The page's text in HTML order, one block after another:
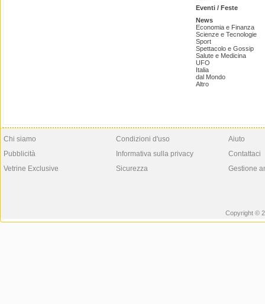
Eventi / Feste
News
Economia e Finanza
Scienze e Tecnologie
Sport
Spettacolo e Gossip
Salute e Medicina
UFO
Italia
dal Mondo
Altro
Chi siamo
Pubblicità
Vetrine Exclusive
Condizioni d'uso
Informativa sulla privacy
Sicurezza
Aiuto
Contattaci
Gestione
Copyright ©